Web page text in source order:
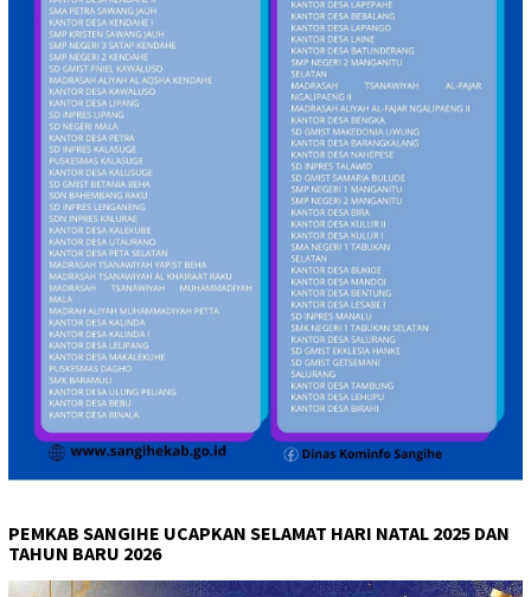
PEMKAB SANGIHE UCAPKAN SELAMAT HARI NATAL 2025 DAN
TAHUN BARU 2026